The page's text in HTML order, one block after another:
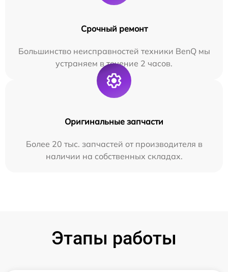
Срочный ремонт
Большинство неисправностей техники BenQ мы
устраняем в течение 2 часов.
Оригинальные запчасти
Более 20 тыс. запчастей от производителя в
наличии на собственных складах.
Этапы работы